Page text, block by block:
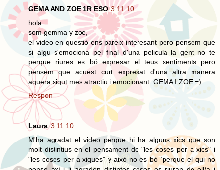
GEMA AND ZOE 1R ESO 3.11.10
hola:
som gemma y zoe,
el video en questió ens pareix interesant pero pensem que
si algu s'emociona pel final d'una pelicula la gent no te
perque riures es bó expresar el teus sentiments pero
pensem que aquest curt expresat d'una altra manera
aguera sigut mes atractiu i emocionant. GEMA I ZOE =)
Respon
Laura 3.11.10
M'ha agradat el video perque hi ha alguns xics que son
molt distintius en el pensament de "les coses per a xics" i
"les coses per a xiques" y això no es bò `perque el qui no